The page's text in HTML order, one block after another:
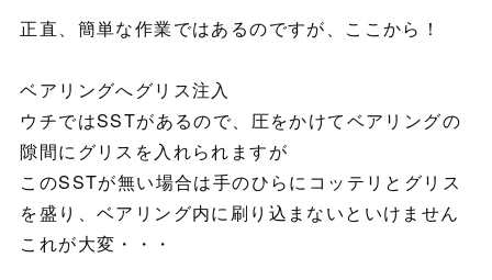
正直、簡単な作業ではあるのですが、ここから！
ベアリングへグリス注入
ウチではSSTがあるので、圧をかけてベアリングの
隙間にグリスを入れられますが
このSSTが無い場合は手のひらにコッテリとグリス
を盛り、ベアリング内に刷り込まないといけません
これが大変・・・